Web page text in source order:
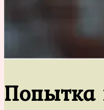
Попытка